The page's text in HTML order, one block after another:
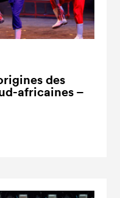
des
africaines –